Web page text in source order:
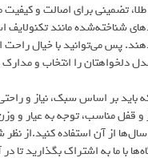
طلا، تضمینی برای اصالت و
شناخته‌شده مانند تکنولایف
پس می‌توانید با خیال راحت
دلخواهتان را انتخاب و
بر اساس سبک، نیاز و
مناسب، توجه به عیار و وزن
از آن استفاده کنید.از
با ما به اشتراک بگذارید تا